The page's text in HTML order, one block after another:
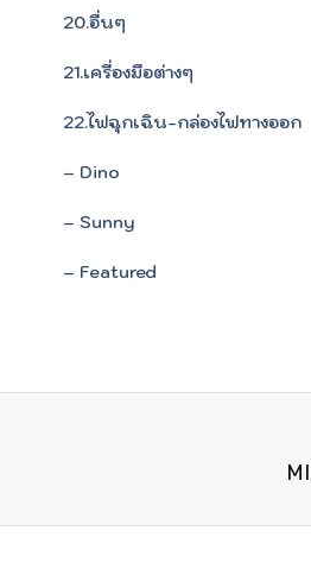
20.อื่นๆ
21.เครื่องมือต่างๆ
22.ไฟฉุกเฉิน-กล่องไฟทางออก
– Dino
– Sunny
– Featured